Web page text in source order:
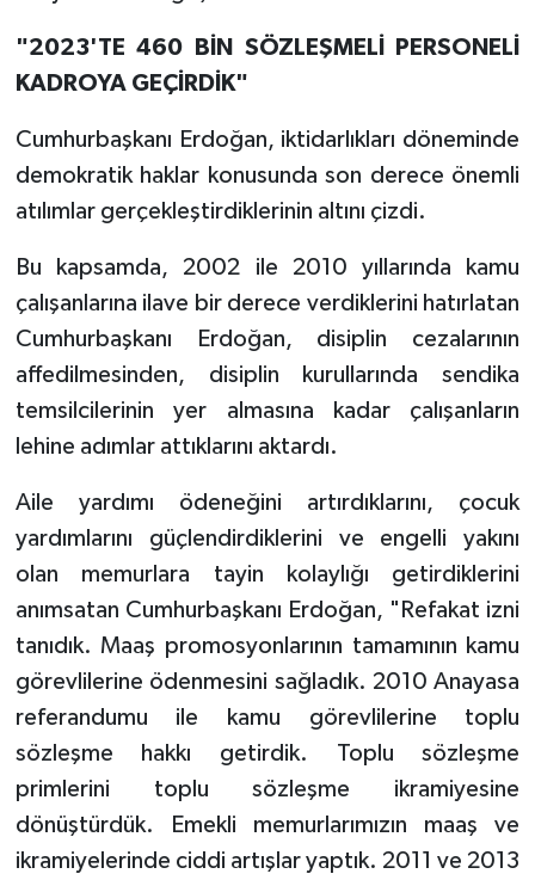
"2023'TE 460 BİN SÖZLEŞMELİ PERSONELİ
KADROYA GEÇİRDİK"
Cumhurbaşkanı Erdoğan, iktidarlıkları döneminde
demokratik haklar konusunda son derece önemli
atılımlar gerçekleştirdiklerinin altını çizdi.
Bu kapsamda, 2002 ile 2010 yıllarında kamu
çalışanlarına ilave bir derece verdiklerini hatırlatan
Cumhurbaşkanı Erdoğan, disiplin cezalarının
affedilmesinden, disiplin kurullarında sendika
temsilcilerinin yer almasına kadar çalışanların
lehine adımlar attıklarını aktardı.
Aile yardımı ödeneğini artırdıklarını, çocuk
yardımlarını güçlendirdiklerini ve engelli yakını
olan memurlara tayin kolaylığı getirdiklerini
anımsatan Cumhurbaşkanı Erdoğan, "Refakat izni
tanıdık. Maaş promosyonlarının tamamının kamu
görevlilerine ödenmesini sağladık. 2010 Anayasa
referandumu ile kamu görevlilerine toplu
sözleşme hakkı getirdik. Toplu sözleşme
primlerini toplu sözleşme ikramiyesine
dönüştürdük. Emekli memurlarımızın maaş ve
ikramiyelerinde ciddi artışlar yaptık. 2011 ve 2013